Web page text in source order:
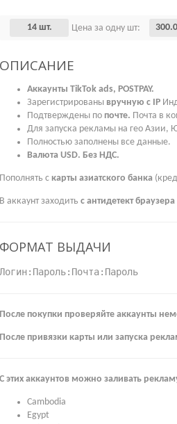
14 шт. Цена за одну шт:
ОПИСАНИЕ
Аккаунты TikTok ads, POSTPAY.
Зарегистрированы вручную с IP
Подтверждены по почте. Почта в
Для запуска рекламы на гео Азии,
Полностью заполнены все данные.
Валюта USD. Без НДС.
Пополнять с карты азиатского банка
В аккаунт заходить с антидетект браузера
ФОРМАТ ВЫДАЧИ
Логин:Пароль:Почта:Пароль
После покупки проверяйте аккаунты
После привязки карты или запуска
С этих аккаунтов можно заливать
Cambodia
Egypt